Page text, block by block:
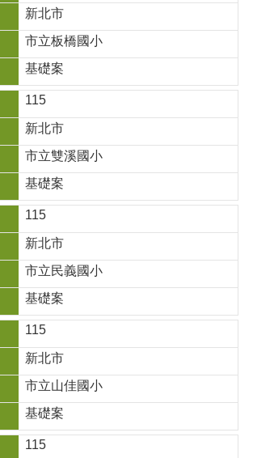
新北市
市立板橋國小
基礎案
115
新北市
市立雙溪國小
基礎案
115
新北市
市立民義國小
基礎案
115
新北市
市立山佳國小
基礎案
115